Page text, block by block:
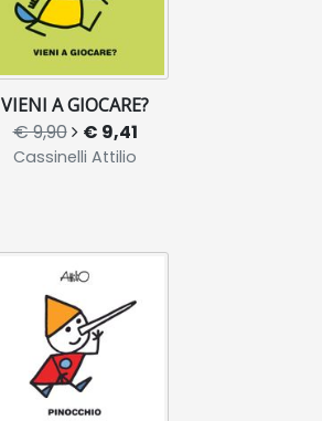
VIENI A GIOCARE?
€ 9,90 € 9,41
Cassinelli Attilio